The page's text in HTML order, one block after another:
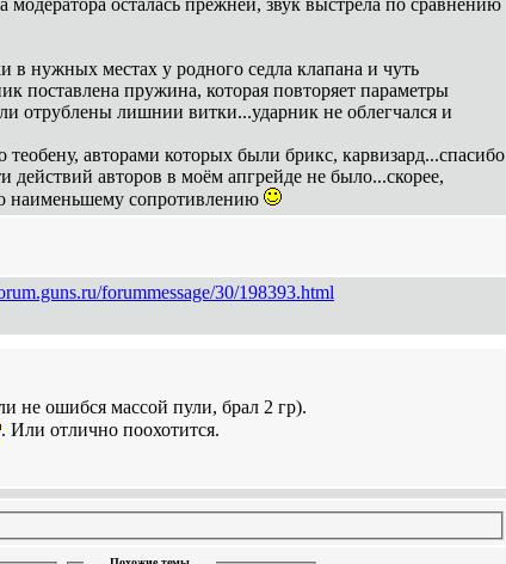
модератора осталась прежней, звук выстрела по сравнению
в нужных местах у родного седла клапана и чуть
поставлена пружина, которая повторяет параметры
отрублены лишнии витки...ударник не облегчался и
теобену, авторами которых были брикс, карвизард...спасибо
действий авторов в моём апгрейде не было...скорее,
наименьшему сопротивлению
forummessage/30/198393.html
не ошибся массой пули, брал 2 гр).
. Или отлично поохотится.